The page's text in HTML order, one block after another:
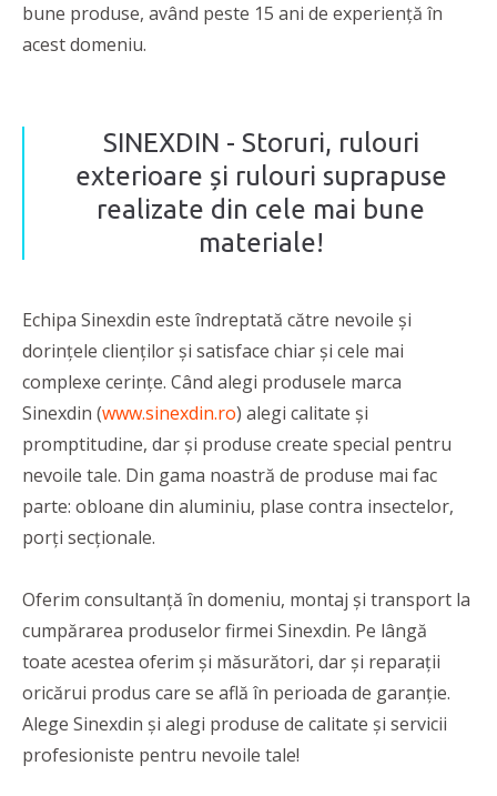
bune produse, având peste 15 ani de experiență în
acest domeniu.
SINEXDIN - Storuri, rulouri
exterioare și rulouri suprapuse
realizate din cele mai bune
materiale!
Echipa Sinexdin este îndreptată către nevoile și
dorințele clienților și satisface chiar și cele mai
complexe cerințe. Când alegi produsele marca
Sinexdin (www.sinexdin.ro) alegi calitate și
promptitudine, dar și produse create special pentru
nevoile tale. Din gama noastră de produse mai fac
parte: obloane din aluminiu, plase contra insectelor,
porți secționale.
Oferim consultanță în domeniu, montaj și transport la
cumpărarea produselor firmei Sinexdin. Pe lângă
toate acestea oferim și măsurători, dar și reparații
oricărui produs care se află în perioada de garanție.
Alege Sinexdin și alegi produse de calitate și servicii
profesioniste pentru nevoile tale!